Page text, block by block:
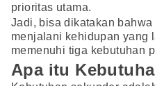
prioritas utama.
Jadi, bisa dikatakan bahwa
menjalani kehidupan yang
memenuhi tiga kebutuhan
Apa itu